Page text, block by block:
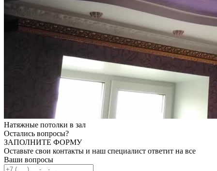
Натяжные потолки в зал
Остались вопросы?
ЗАПОЛНИТЕ ФОРМУ
Оставьте свои контакты и наш специалист ответит на все
Ваши вопросы